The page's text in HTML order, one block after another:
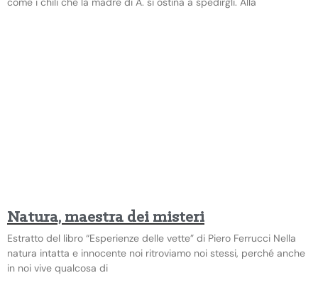
Natura, maestra dei misteri
Estratto del libro “Esperienze delle vette” di Piero Ferrucci Nella
natura intatta e innocente noi ritroviamo noi stessi, perché anche
in noi vive qualcosa di